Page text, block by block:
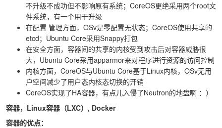
不升级不成功但不影响原有系统；CoreOS更绝采用两个root文
件系统，有一个用于升级
在配置 管理方面，OSv是零配置无状态；CoreOS使用共享的
etcd；Ubuntu Core采用Snappy打包
在安全方面，容器间的共享的内核受到攻击后对容器威胁很
大，Ubuntu Core采用apparmor来对程序进行资源的访问控制
内核方面，CoreOS与Ubuntu Core基于Linux内核，OSv无用
户空间减少了用户态内核态切换的开销
CoreOS实现了HA容器，有点儿入侵了Neutron的地盘啊 ：）
容器，Linux容器（LXC）, Docker
容器的优点：